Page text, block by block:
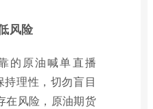
风险
的原油喊单直播
理性，切勿盲目
在风险，原油期货